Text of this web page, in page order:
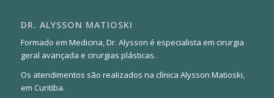
DR. ALYSSON MATIOSKI
Formado em Medicina, Dr. Alysson é especialista em cirurgia
geral avançada e cirurgias plásticas.
Os atendimentos são realizados na clínica Alysson Matioski,
em Curitiba.